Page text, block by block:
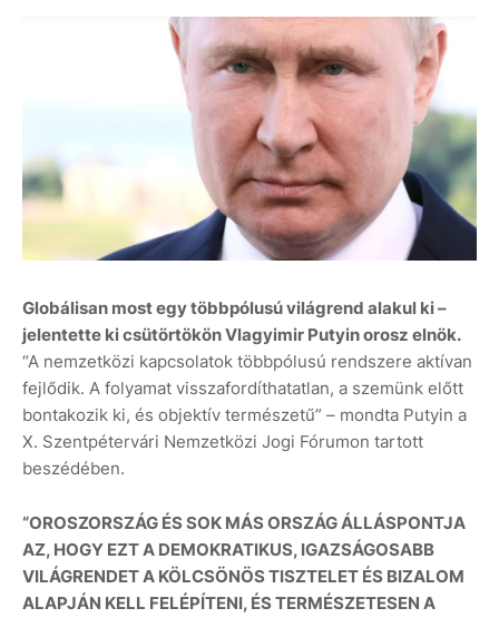
Globálisan most egy többpólusú világrend alakul ki –
jelentette ki csütörtökön Vlagyimir Putyin orosz elnök.
“A nemzetközi kapcsolatok többpólusú rendszere aktívan
fejlődik. A folyamat visszafordíthatatlan, a szemünk előtt
bontakozik ki, és objektív természetű” – mondta Putyin a
X. Szentpétervári Nemzetközi Jogi Fórumon tartott
beszédében.
“OROSZORSZÁG ÉS SOK MÁS ORSZÁG ÁLLÁSPONTJA
AZ, HOGY EZT A DEMOKRATIKUS, IGAZSÁGOSABB
VILÁGRENDET A KÖLCSÖNÖS TISZTELET ÉS BIZALOM
ALAPJÁN KELL FELÉPÍTENI, ÉS TERMÉSZETESEN A